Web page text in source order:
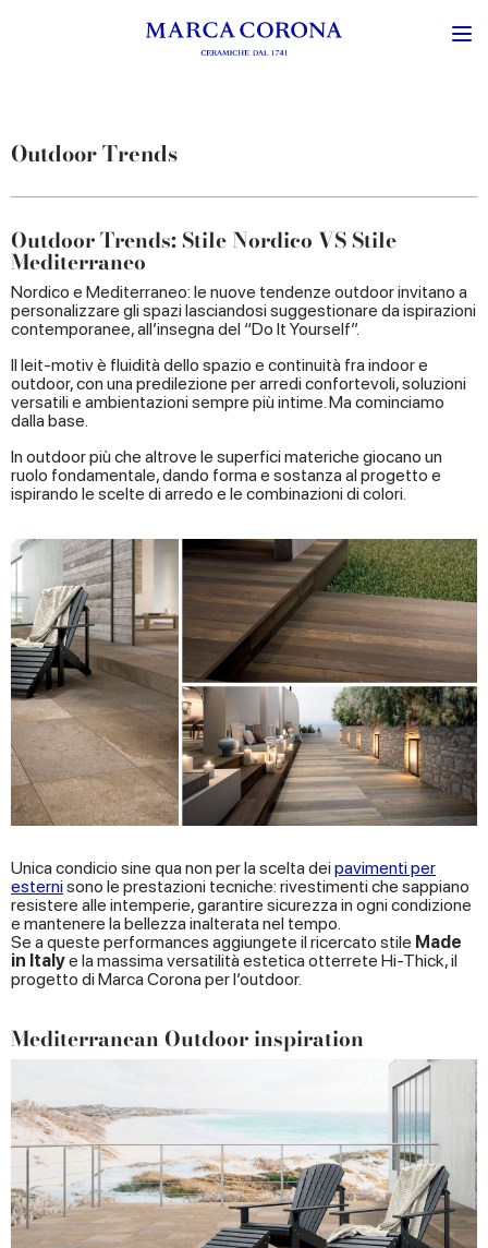
Outdoor Trends
Outdoor Trends: Stile Nordico VS Stile
Mediterraneo
Nordico e Mediterraneo: le nuove tendenze outdoor invitano a
personalizzare gli spazi lasciandosi suggestionare da ispirazioni
contemporanee, all’insegna del “Do It Yourself”.
Il leit-motiv è fluidità dello spazio e continuità fra indoor e
outdoor, con una predilezione per arredi confortevoli, soluzioni
versatili e ambientazioni sempre più intime. Ma cominciamo
dalla base.
In outdoor più che altrove le superfici materiche giocano un
ruolo fondamentale, dando forma e sostanza al progetto e
ispirando le scelte di arredo e le combinazioni di colori.
Unica condicio sine qua non per la scelta deipavimenti per
esternisono le prestazioni tecniche: rivestimenti che sappiano
resistere alle intemperie, garantire sicurezza in ogni condizione
e mantenere la bellezza inalterata nel tempo.
Se a queste performances aggiungete il ricercato stile Made
in Italye la massima versatilità estetica otterrete Hi-Thick, il
progetto di Marca Corona per l’outdoor.
Mediterranean Outdoor inspiration